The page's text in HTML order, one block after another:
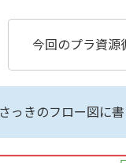
今回のプラ資源
さっきのフロー図に書